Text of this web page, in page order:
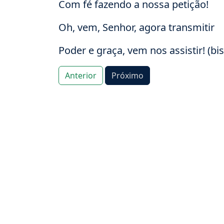
Com fé fazendo a nossa petição!
Oh, vem, Senhor, agora transmitir
Poder e graça, vem nos assistir!
Anterior Próximo